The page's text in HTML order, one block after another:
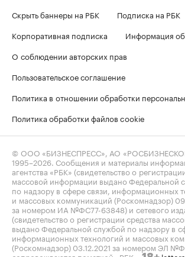
Скрыть баннеры на РБК
Подписка на РБК
Корпоративная подписка
Информация
О соблюдении авторских прав
Пользовательское соглашение
Политика в отношении обработки
Политика обработки файлов cookie
© ООО «БИЗНЕСПРЕСС», АО
1995–2026 . Сообщения и материалы
агентства «РБК» (свидетельство о
массовой информации выдано Федеральной
по надзору в сфере связи, информационных
и массовых коммуникаций (Роскомнадзор)
за номером ИА №ФС77-63848) и сетевого
(свидетельство о регистрации средства
выдано Федеральной службой по надзору в
информационных технологий и массовых
(Роскомнадзор) 03.12.2021 за номером ЭЛ